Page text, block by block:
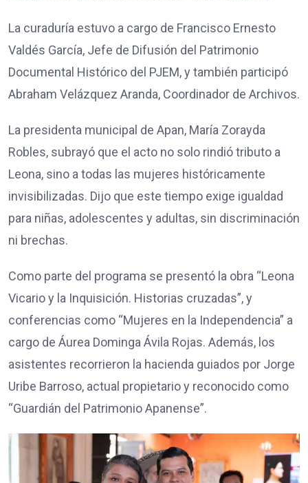
La curaduría estuvo a cargo de Francisco Ernesto
Valdés García, Jefe de Difusión del Patrimonio
Documental Histórico del PJEM, y también participó
Abraham Velázquez Aranda, Coordinador de Archivos.
La presidenta municipal de Apan, María Zorayda
Robles, subrayó que el acto no solo rindió tributo a
Leona, sino a todas las mujeres históricamente
invisibilizadas. Dijo que este tiempo exige igualdad
para niñas, adolescentes y adultas, sin discriminación
ni brechas.
Como parte del programa se presentó la obra “Leona
Vicario y la Inquisición. Historias cruzadas”, y
conferencias como “Mujeres en la Independencia” a
cargo de Áurea Dominga Ávila Rojas. Además, los
asistentes recorrieron la hacienda guiados por Jorge
Uribe Barroso, actual propietario y reconocido como
“Guardián del Patrimonio Apanense”.